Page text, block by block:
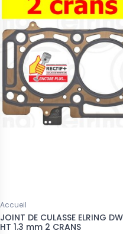
Accueil
JOINT DE CULASSE ELRING
HT 1.3 mm 2 CRANS